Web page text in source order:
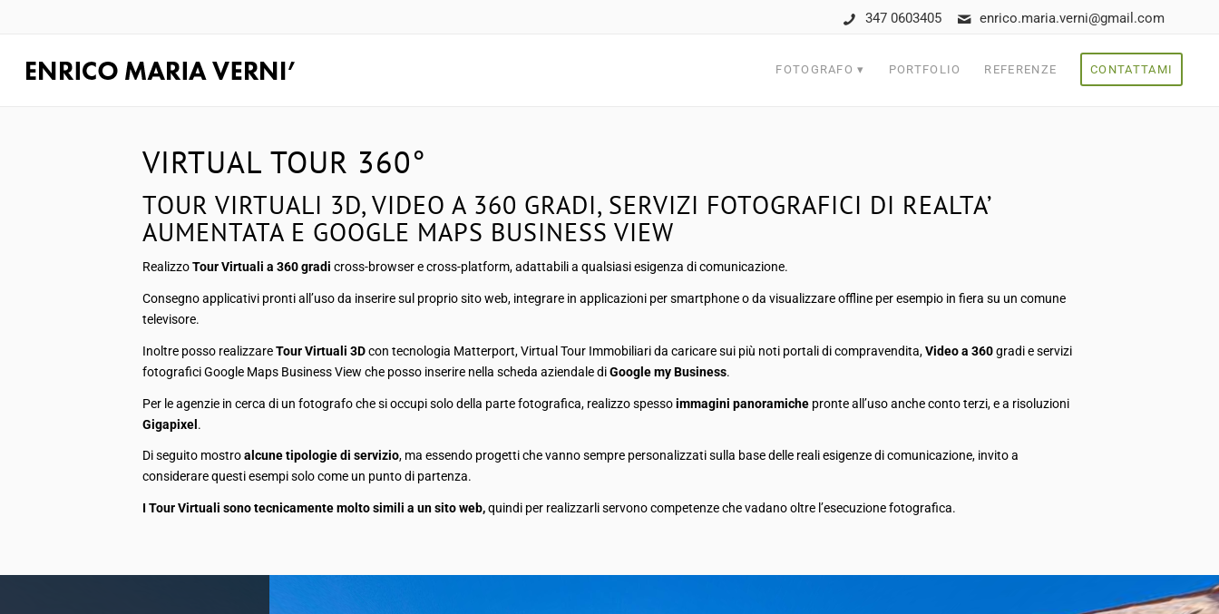
347 0603405 enrico.maria.verni@gmail.com
FOTOGRAFO PORTFOLIO REFERENZE CONTATTAMI
VIRTUAL TOUR 360°
TOUR VIRTUALI 3D, VIDEO A 360 GRADI, SERVIZI FOTOGRAFICI DI REALTA’
AUMENTATA E GOOGLE MAPS BUSINESS VIEW
RealizzoTour Virtuali a 360 gradi cross-browser e cross-platform, adattabili a qualsiasi esigenza di comunicazione.
Consegno applicativi pronti all’uso da inserire sul proprio sito web, integrare in applicazioni per smartphone o da visualizzare offline per esempio in fiera su un comune
televisore.
Inoltre posso realizzareTour Virtuali 3Dcon tecnologia Matterport, Virtual Tour Immobiliari da caricare sui più noti portali di compravendita,Video a 360gradi e servizi
fotografici Google Maps Business View che posso inserire nella scheda aziendale diGoogle my Business.
Per le agenzie in cerca di un fotografo che si occupi solo della parte fotografica, realizzo spessoimmagini panoramiche pronte all’uso anche conto terzi, e a risoluzioni
Gigapixel.
Di seguito mostroalcune tipologie di servizio, ma essendo progetti che vanno sempre personalizzati sulla base delle reali esigenze di comunicazione, invito a
considerare questi esempi solo come un punto di partenza.
I Tour Virtuali sono tecnicamente molto simili a un sito web,quindi per realizzarli servono competenze che vadano oltre l’esecuzione fotografica.